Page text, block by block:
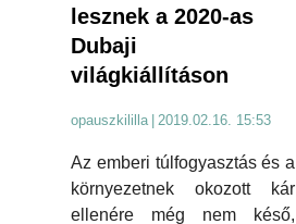
lesznek a 2020-as
Dubaji
világkiállításon
opauszkililla 2019.02.16. 15:53
Az emberi túlfogyasztás és a
környezetnek okozott kár
ellenére még nem késő,